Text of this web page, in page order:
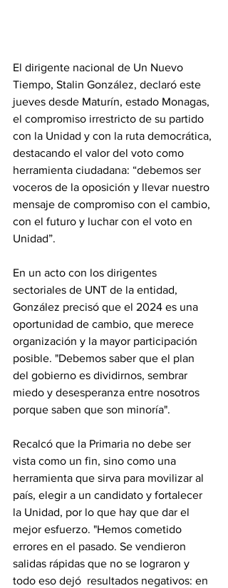
El dirigente nacional de Un Nuevo
Tiempo, Stalin González, declaró este
jueves desde Maturín, estado Monagas,
el compromiso irrestricto de su partido
con la Unidad y con la ruta democrática,
destacando el valor del voto como
herramienta ciudadana: “debemos ser
voceros de la oposición y llevar nuestro
mensaje de compromiso con el cambio,
con el futuro y luchar con el voto en
Unidad”.
En un acto con los dirigentes
sectoriales de UNT de la entidad,
González precisó que el 2024 es una
oportunidad de cambio, que merece
organización y la mayor participación
posible. "Debemos saber que el plan
del gobierno es dividirnos, sembrar
miedo y desesperanza entre nosotros
porque saben que son minoría".
Recalcó que la Primaria no debe ser
vista como un fin, sino como una
herramienta que sirva para movilizar al
país, elegir a un candidato y fortalecer
la Unidad, por lo que hay que dar el
mejor esfuerzo. "Hemos cometido
errores en el pasado. Se vendieron
salidas rápidas que no se lograron y
todo eso dejó  resultados negativos: en